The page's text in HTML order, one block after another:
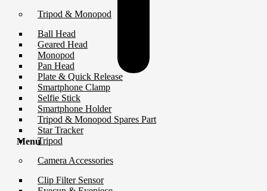
Tripod & Monopod
Ball Head
Geared Head
Monopod
Pan Head
Plate & Quick Release
Smartphone Clamp
Selfie Stick
Smartphone Holder
Tripod & Monopod Spares Part
Star Tracker
Tripod
Camera Accessories
Clip Filter Sensor
Menu